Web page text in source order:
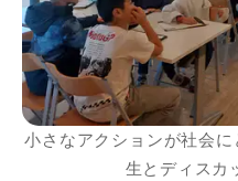
小さなアクションが社会
生とディスカ